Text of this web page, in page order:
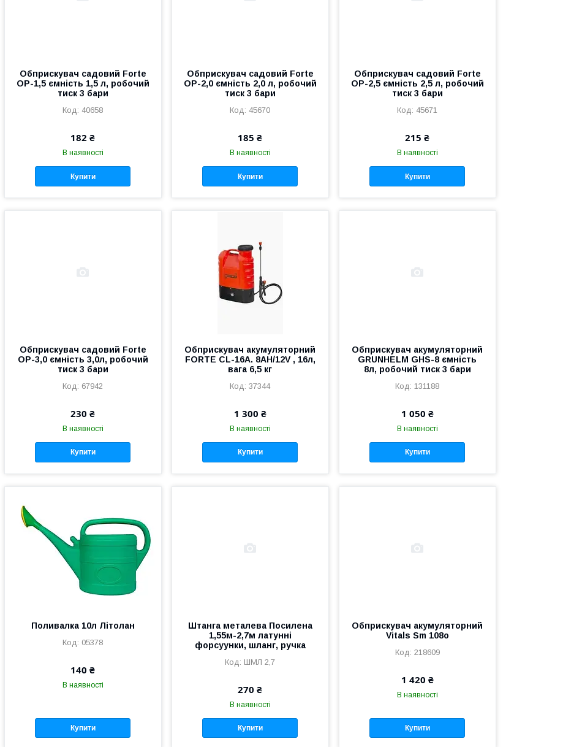
Обприскувач садовий Forte
ОР-1,5 ємність 1,5 л, робочий
тиск 3 бари
40658
182 ₴
В наявності
Купити
Обприскувач садовий Forte
ОР-2,0 ємність 2,0 л, робочий
тиск 3 бари
45670
185 ₴
В наявності
Купити
Обприскувач садовий Forte
ОР-2,5 ємність 2,5 л, робочий
тиск 3 бари
45671
215 ₴
В наявності
Купити
Обприскувач садовий Forte
ОР-3,0 ємність 3,0л, робочий
тиск 3 бари
67942
230 ₴
В наявності
Купити
Обприскувач акумуляторний
FORTE CL-16A. 8АН/12V , 16л,
вага 6,5 кг
37344
1 300 ₴
В наявності
Купити
Обприскувач акумуляторний
GRUNHELM GHS-8 ємність
8л, робочий тиск 3 бари
131188
1 050 ₴
В наявності
Купити
Поливалка 10л Літолан
05378
140 ₴
В наявності
Купити
Штанга металева Посилена
1,55м-2,7м латунні
форсуунки, шланг, ручка
ШМЛ 2,7
270 ₴
В наявності
Купити
Обприскувач акумуляторний
Vitals Sm 108о
218609
1 420 ₴
В наявності
Купити